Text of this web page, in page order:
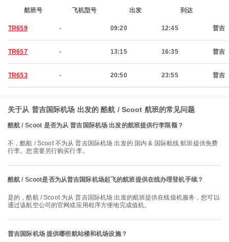
航班号 飞机型号 出发 到达
TR659 - 09:20 12:45 普吉
TR657 - 13:15 16:35 普吉
TR653 - 20:50 23:55 普吉
关于从 普吉国际机场 出发的 酷航 / Scoot 航班的常见问题
酷航 / Scoot 是否为从 普吉国际机场 出发的航班提供行李限额？
不，酷航 / Scoot 不为从 普吉国际机场 出发的 国内 & 国际航线 航班提供免费
行李。您需要另行购买行李。
酷航 / Scoot是否为从普吉国际机场起飞的航班提供在线办理登机手续？
是的，酷航 / Scoot 为从 普吉国际机场 出发的航班提供在线值机服务，您可以
通过该航空公司的官网或应用程序方便地完成值机。
普吉国际机场 提供哪些航站楼和机场设施？